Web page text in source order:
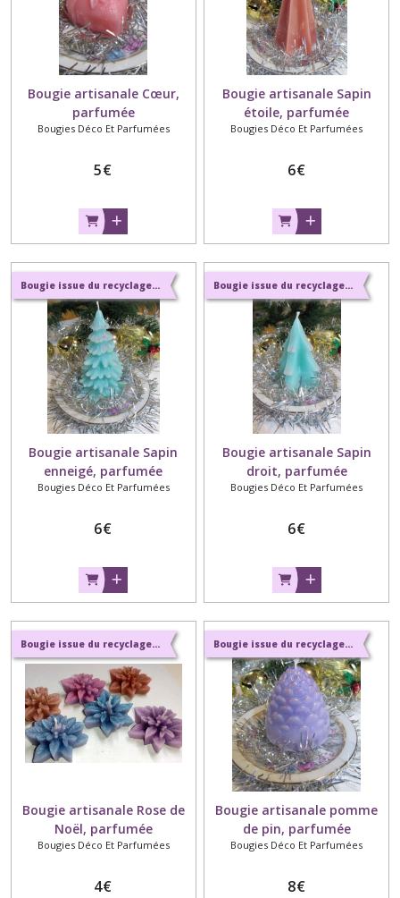
Bougie artisanale Cœur,
parfumée
Bougies Déco Et Parfumées
5€
Bougie artisanale Sapin
étoile, parfumée
Bougies Déco Et Parfumées
6€
Bougie issue du recyclage et parfums naturels de Grasse
Bougie artisanale Sapin
enneigé, parfumée
Bougies Déco Et Parfumées
6€
Bougie issue du recyclage et parfums naturels de Grasse
Bougie artisanale Sapin
droit, parfumée
Bougies Déco Et Parfumées
6€
Bougie issue du recyclage et parfums naturels de Grasse
Bougie artisanale Rose de
Noël, parfumée
Bougies Déco Et Parfumées
4€
Bougie issue du recyclage et parfums naturels de Grasse
Bougie artisanale pomme
de pin, parfumée
Bougies Déco Et Parfumées
8€